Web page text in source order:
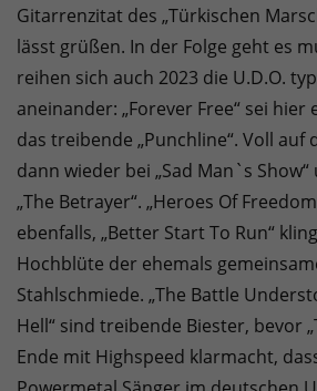
Gitarrenzitat des „Türkischen
lässt grüßen. In der Folge geht es
reihen sich auch 2023 die U.D.O.
aneinander: „Forever Free“ sei
das treibende „Punchline“. Voll auf
dann wieder bei „Sad Man`s
„The Betrayer“. „Heroes Of
ebenfalls, „Better Start To Run“
Hochblüte der ehemals
Stahlschmiede. „The Battle
Hell“ sind treibende Biester, bevor
Ende mit Highspeed klarmacht,